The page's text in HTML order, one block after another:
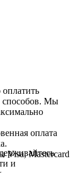
способов. Мы
оплата
Visa, Mastercard
и